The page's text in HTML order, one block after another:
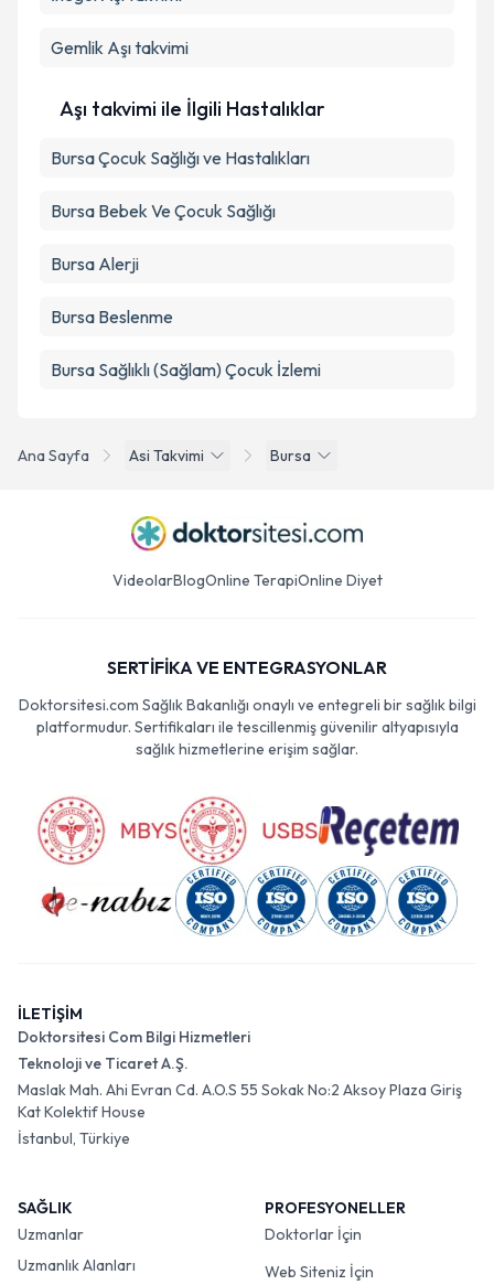
Ana Sayfa Asi Takvimi Bursa
Gemlik Aşı takvimi
Aşı takvimi ile İlgili Hastalıklar
Bursa Çocuk Sağlığı ve Hastalıkları
Bursa Bebek Ve Çocuk Sağlığı
Bursa Alerji
Bursa Beslenme
Bursa Sağlıklı (Sağlam) Çocuk İzlemi
VideolarBlogOnline TerapiOnline Diyet
SERTİFİKA VE ENTEGRASYONLAR
Doktorsitesi.com Sağlık Bakanlığı onaylı ve entegreli bir sağlık bilgi
platformudur. Sertifikaları ile tescillenmiş güvenilir altyapısıyla
sağlık hizmetlerine erişim sağlar.
İLETİŞİM
Doktorsitesi Com Bilgi Hizmetleri
Teknoloji ve Ticaret A.Ş.
Maslak Mah. Ahi Evran Cd. A.O.S 55 Sokak No:2 Aksoy Plaza Giriş
Kat Kolektif House
İstanbul, Türkiye
SAĞLIK
Uzmanlar
Uzmanlık Alanları
PROFESYONELLER
Doktorlar İçin
Web Siteniz İçin